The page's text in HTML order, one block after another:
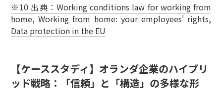
※10 出典：Working conditions law for working from
home,Working from home: your employees' rights,
Data protection in the EU
【ケーススタディ】オランダ企業のハイブリ
ッド戦略：「信頼」と「構造」の多様な形